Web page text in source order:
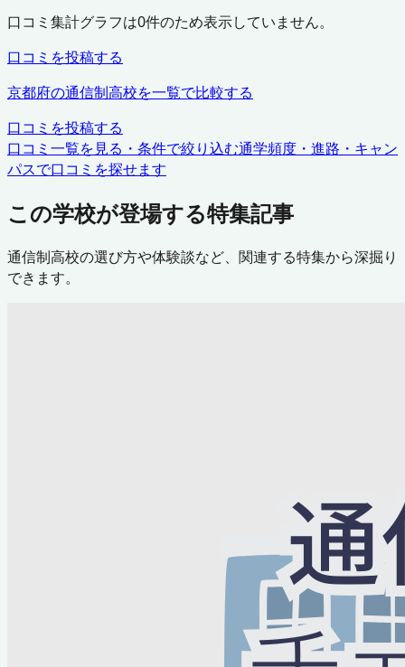
口コミ集計グラフは0件のため表示していません。
口コミを投稿する
京都府の通信制高校を一覧で比較する
口コミを投稿する
口コミ一覧を見る・条件で絞り込む通学頻度・進路・キャン
パスで口コミを探せます
この学校が登場する特集記事
通信制高校の選び方や体験談など、関連する特集から深掘り
できます。